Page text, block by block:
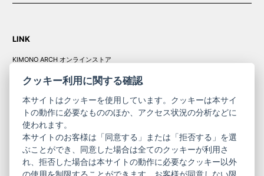
LINK
KIMONO ARCH オンラインストア
コーポレート
サイト
きものやまと振
袖
サイト
クッキー利用に関する確認
本サイトはクッキーを使用しています。クッキーは本サイ
トの動作に必要なもののほか、アクセス状況の分析などに
使われます。
本サイトのお客様は「同意する」または「拒否する」を選
ぶことができ、同意した場合は全てのクッキーが利用さ
れ、拒否した場合は本サイトの動作に必要なクッキー以外
の使用を制限することができます。お客様が同意しない限